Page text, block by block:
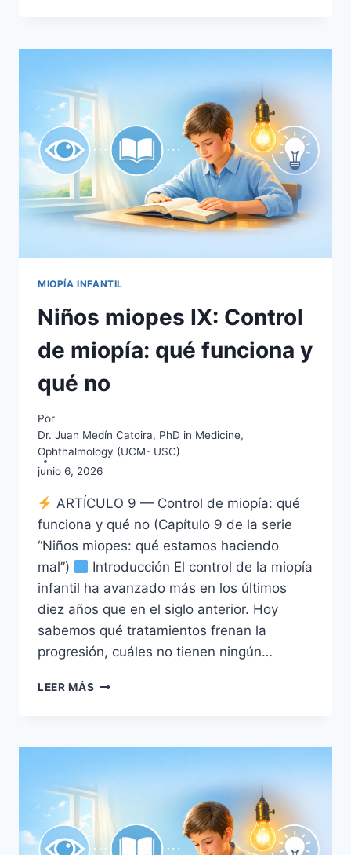
OFTALMOCEUTA
MIOPES
MIOPÍA INFANTIL
Niños miopes IX: Control
de miopía: qué funciona y
qué no
Por
Dr. Juan Medín Catoira, PhD in Medicine,
Ophthalmology (UCM- USC)
junio 6, 2026
ARTÍCULO 9 — Control de miopía: qué
funciona y qué no (Capítulo 9 de la serie
“Niños miopes: qué estamos haciendo
mal”)
Introducción El control de la miopía
infantil ha avanzado más en los últimos
diez años que en el siglo anterior. Hoy
sabemos qué tratamientos frenan la
progresión, cuáles no tienen ningún…
LEER MÁS NIÑOS
DE
FUNCIONA
QUÉ
NO